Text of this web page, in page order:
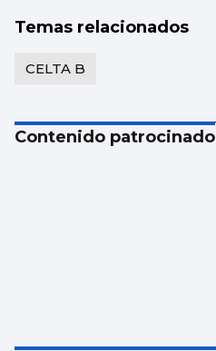
Temas relacionados
CELTA B
Contenido patrocinado